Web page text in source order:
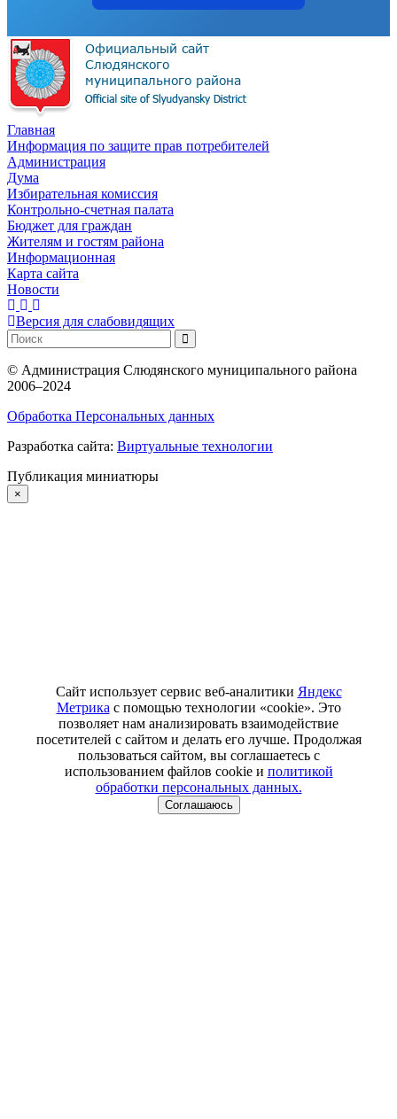
Главная
Информация по защите прав потребителей
Администрация
Дума
Избирательная комиссия
Контрольно-счетная палата
Бюджет для граждан
Жителям и гостям района
Информационная
Карта сайта
Новости
Версия для слабовидящих
© Администрация Слюдянского муниципального района
2006–2024
Обработка Персональных данных
Разработка сайта: Виртуальные технологии
Публикация миниатюры
×
Сайт использует сервис веб-аналитики Яндекс
Метрика с помощью технологии «cookie». Это
позволяет нам анализировать взаимодействие
посетителей с сайтом и делать его лучше. Продолжая
пользоваться сайтом, вы соглашаетесь с
использованием файлов cookie и политикой
обработки персональных данных.
Соглашаюсь